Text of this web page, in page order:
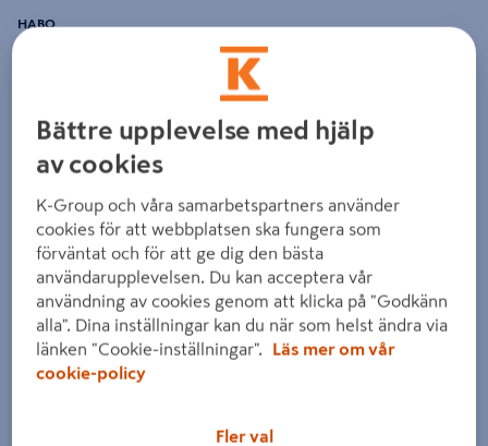
KASTHAKE HABO 1340-7 EFZ 200MM
HABO
Detaljerad beskrivning finns i produktbeskrivningsområdet
Föregående Nästa
Bättre upplevelse med hjälp
av cookies
K-Group och våra samarbetspartners använder
cookies för att webbplatsen ska fungera som
förväntat och för att ge dig den bästa
användarupplevelsen. Du kan acceptera vår
användning av cookies genom att klicka på "Godkänn
alla". Dina inställningar kan du när som helst ändra via
länken "Cookie-inställningar".
Läs mer om vår
cookie-policy
Fler val